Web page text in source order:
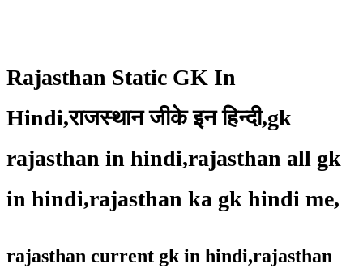
Rajasthan Static GK In
Hindi,राजस्थान जीके इन हिन्दी,gk
rajasthan in hindi,rajasthan all gk
in hindi,rajasthan ka gk hindi me,
rajasthan current gk in hindi,rajasthan